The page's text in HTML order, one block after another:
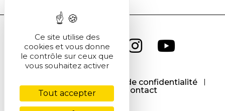
Politique de confidentialité
Cookies
Contact
Ce site utilise des
cookies et vous donne
le contrôle sur ceux que
vous souhaitez activer
Tout accepter